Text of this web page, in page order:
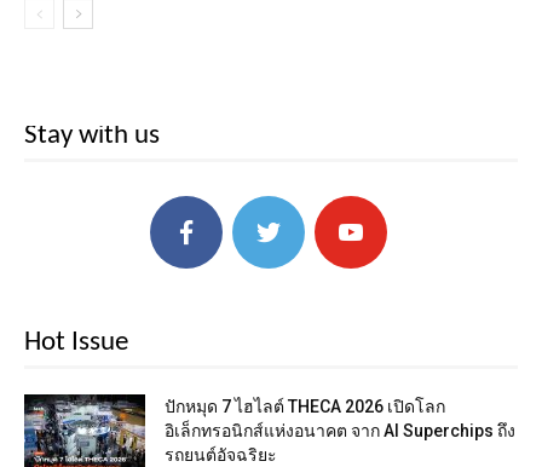
Stay with us
Hot Issue
ปักหมุด 7 ไฮไลต์ THECA 2026 เปิดโลก
อิเล็กทรอนิกส์แห่งอนาคต จาก AI Superchips ถึง
รถยนต์อัจฉริยะ